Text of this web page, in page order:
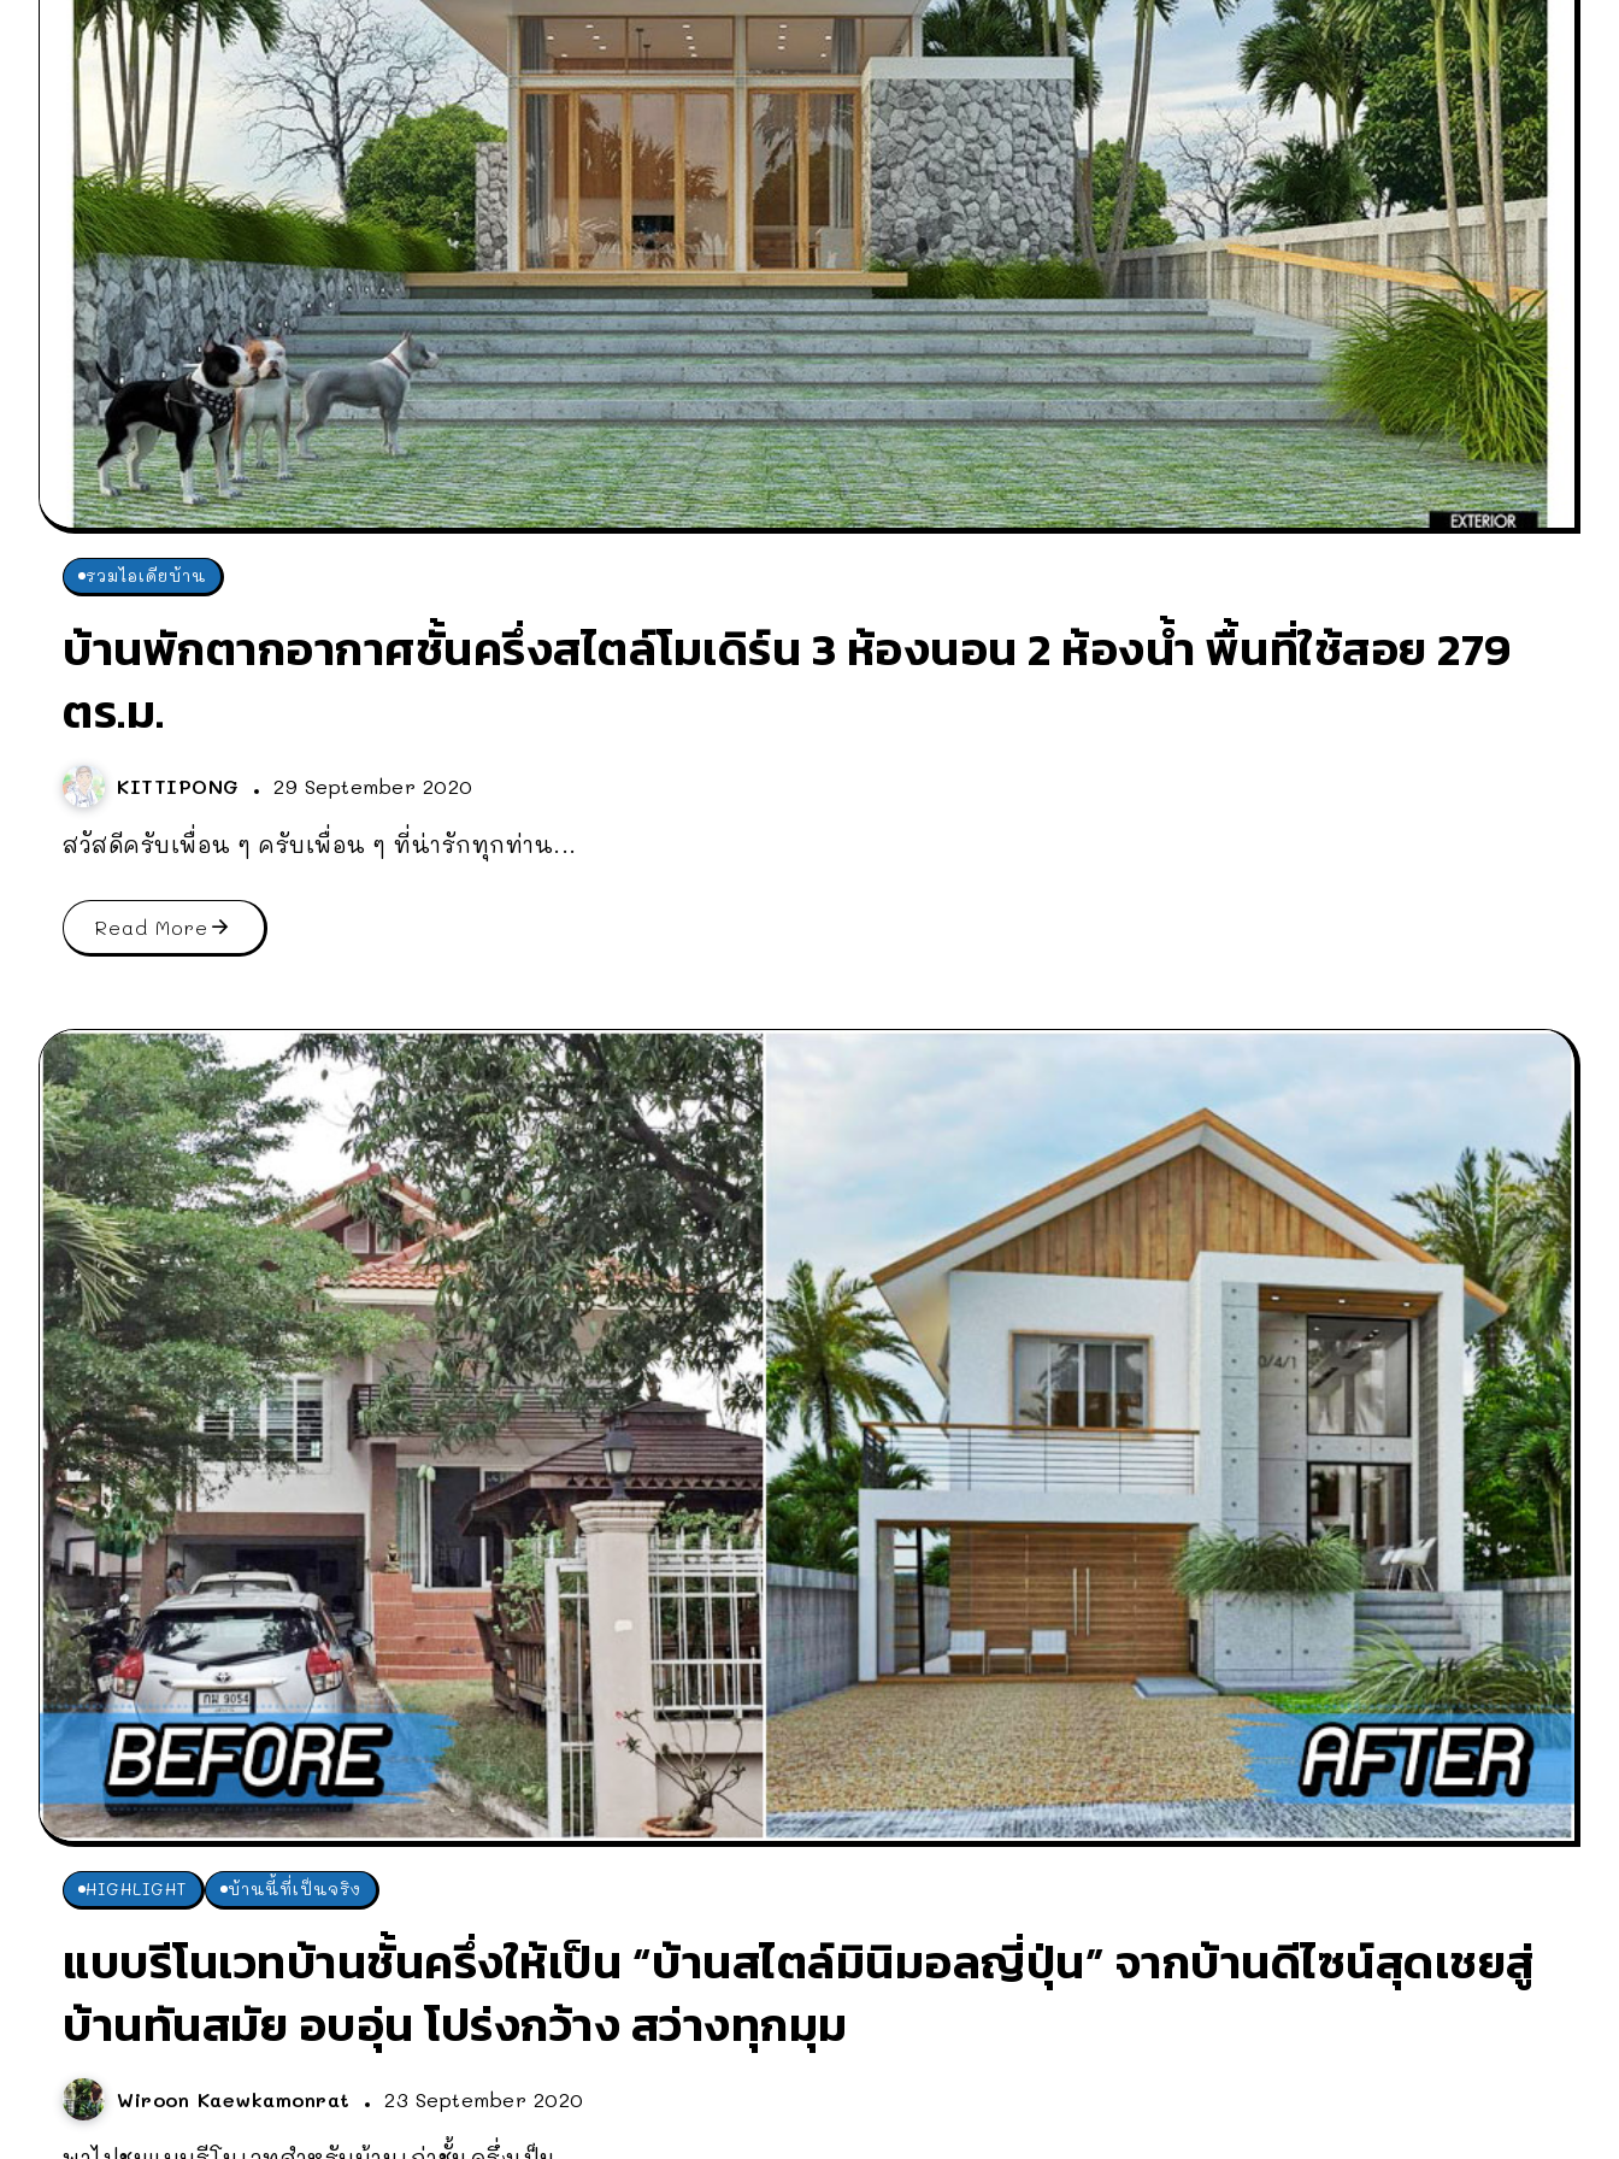
รวมไอเดียบ้าน
บ้านพักตากอากาศชั้นครึ่งสไตล์โมเดิร์น 3 ห้องนอน 2 ห้องน้ำ พื้นที่ใช้สอย 279
ตร.ม.
KITTIPONG 29 September 2020
สวัสดีครับเพื่อน ๆ ครับเพื่อน ๆ ที่น่ารักทุกท่าน...
Read More
HIGHLIGHT บ้านนี้ที่เป็นจริง
แบบรีโนเวทบ้านชั้นครึ่งให้เป็น “บ้านสไตล์มินิมอลญี่ปุ่น” จากบ้านดีไซน์สุดเชยสู่
บ้านทันสมัย อบอุ่น โปร่งกว้าง สว่างทุกมุม
Wiroon Kaewkamonrat 23 September 2020